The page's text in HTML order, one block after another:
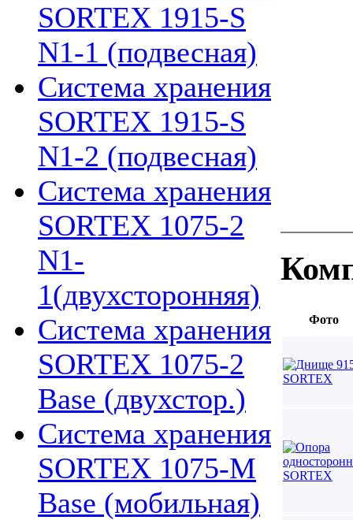
SORTEX 1915-S
N1-1 (подвесная)
Система хранения
SORTEX 1915-S
N1-2 (подвесная)
Система хранения
SORTEX 1075-2
N1-
1(двухсторонняя)
Система хранения
SORTEX 1075-2
Base (двухстор.)
Система хранения
SORTEX 1075-M
Base (мобильная)
Фото